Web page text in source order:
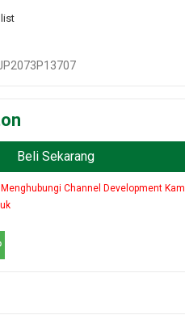
Beli Sekarang
Channel Development